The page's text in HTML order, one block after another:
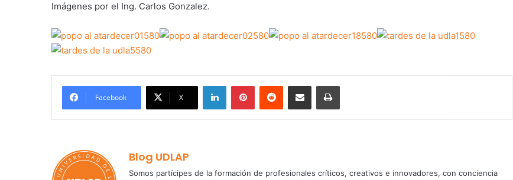
Imágenes por el Ing. Carlos Gonzalez.
Facebook X
LinkedInPinterestReddit Share via Email Print
Blog UDLAP
Somos partícipes de la formación de profesionales críticos, creativos e innovadores, con conciencia